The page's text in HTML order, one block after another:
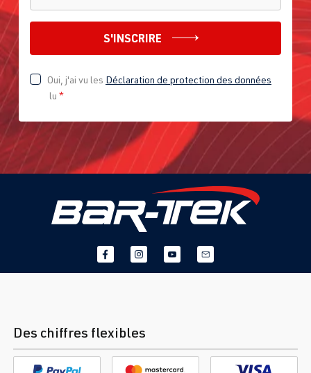
S'INSCRIRE
Oui, j'ai vu les Déclaration de protection des données
lu *
Des chiffres flexibles